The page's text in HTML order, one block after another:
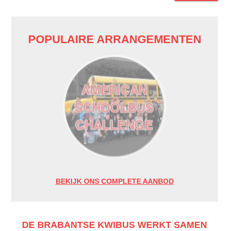
POPULAIRE ARRANGEMENTEN
BEKIJK ONS COMPLETE AANBOD
DE BRABANTSE KWIBUS WERKT SAMEN